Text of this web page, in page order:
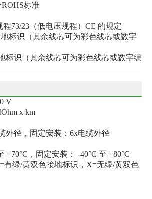
标准
73/23（低电压规程）CE 的规定
标识（其余线芯可为彩色线芯或数字
标识（其余线芯可为彩色线芯或数字编
V
x km
外径，固定安装：6x电缆外径
+70°C，固定安装： -40°C 至 +80°C
有绿/黄双色接地标识，X=无绿/黄双色